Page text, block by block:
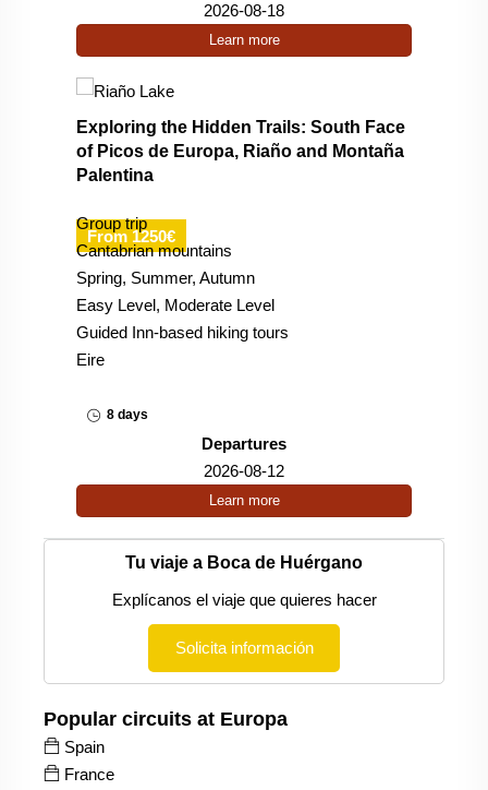
2026-08-18
Learn more
From 1250€
Exploring the Hidden Trails: South Face
of Picos de Europa, Riaño and Montaña
Palentina
Group trip
Cantabrian mountains
Spring, Summer, Autumn
Easy Level, Moderate Level
Guided Inn-based hiking tours
Eire
8 days
Departures
2026-08-12
Learn more
Tu viaje a Boca de Huérgano
Explícanos el viaje que quieres hacer
Solicita información
Popular circuits at Europa
Spain
France